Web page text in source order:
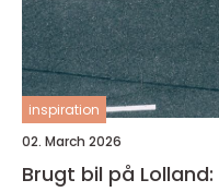
inspiration
02. March 2026
Brugt bil på